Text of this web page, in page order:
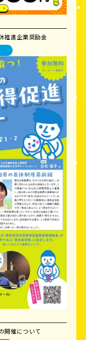
推進企業奨励金
開催について